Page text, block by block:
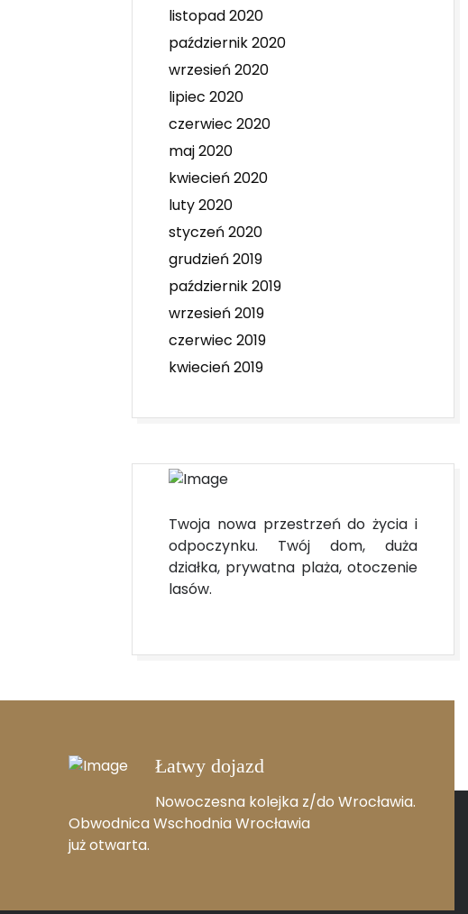
listopad 2020
październik 2020
wrzesień 2020
lipiec 2020
czerwiec 2020
maj 2020
kwiecień 2020
luty 2020
styczeń 2020
grudzień 2019
październik 2019
wrzesień 2019
czerwiec 2019
kwiecień 2019
Twoja nowa przestrzeń do życia i
odpoczynku. Twój dom, duża
działka, prywatna plaża, otoczenie
lasów.
Łatwy dojazd
Nowoczesna kolejka z/do Wrocławia.
Obwodnica Wschodnia Wrocławia
już otwarta.